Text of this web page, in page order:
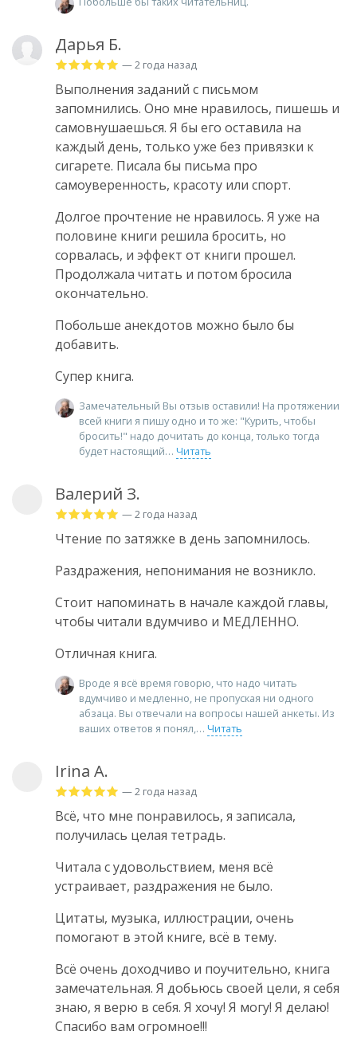
Дарья Б.
— 2 года назад
Выполнения заданий с письмом
запомнились. Оно мне нравилось, пишешь и
самовнушаешься. Я бы его оставила на
каждый день, только уже без привязки к
сигарете. Писала бы письма про
самоуверенность, красоту или спорт.
Долгое прочтение не нравилось. Я уже на
половине книги решила бросить, но
сорвалась, и эффект от книги прошел.
Продолжала читать и потом бросила
окончательно.
Побольше анекдотов можно было бы
добавить.
Супер книга.
Замечательный Вы отзыв оставили! На протяжении
всей книги я пишу одно и то же: "Курить, чтобы
бросить!" надо дочитать до конца, только тогда
будет настоящий
Читать
Валерий З.
— 2 года назад
Чтение по затяжке в день запомнилось.
Раздражения, непонимания не возникло.
Стоит напоминать в начале каждой главы,
чтобы читали вдумчиво и МЕДЛЕННО.
Отличная книга.
Вроде я всё время говорю, что надо читать
вдумчиво и медленно, не пропуская ни одного
абзаца. Вы отвечали на вопросы нашей анкеты. Из
ваших ответов я понял,
Читать
Irina A.
— 2 года назад
Всё, что мне понравилось, я записала,
получилась целая тетрадь.
Читала с удовольствием, меня всё
устраивает, раздражения не было.
Цитаты, музыка, иллюстрации, очень
помогают в этой книге, всё в тему.
Всё очень доходчиво и поучительно, книга
замечательная. Я добьюсь своей цели, я себя
знаю, я верю в себя. Я хочу! Я могу! Я делаю!
Спасибо вам огромное!!!